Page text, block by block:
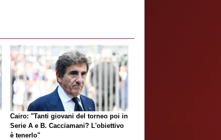
Cairo: "Tanti giovani del torneo poi in
Serie A e B. Cacciamani? L'obiettivo
è tenerlo"